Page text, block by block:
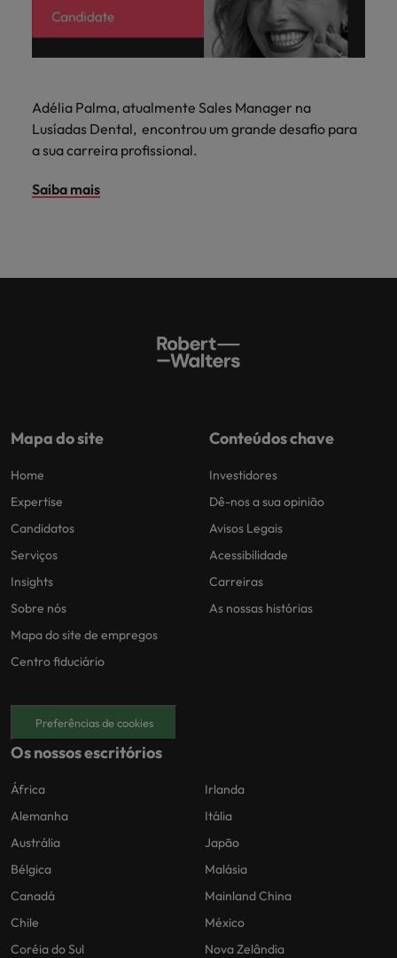
Adélia Palma, atualmente Sales Manager na
Lusíadas Dental, encontrou um grande desafio para
a sua carreira profissional.
Saiba mais
Mapa do site
Home
Expertise
Candidatos
Serviços
Insights
Sobre nós
Mapa do site de empregos
Centro fiduciário
Conteúdos chave
Investidores
Dê-nos a sua opinião
Avisos Legais
Acessibilidade
Carreiras
As nossas histórias
Preferências de cookies
Os nossos escritórios
África
Alemanha
Austrália
Bélgica
Canadá
Chile
Coréia do Sul
Irlanda
Itália
Japão
Malásia
Mainland China
México
Nova Zelândia